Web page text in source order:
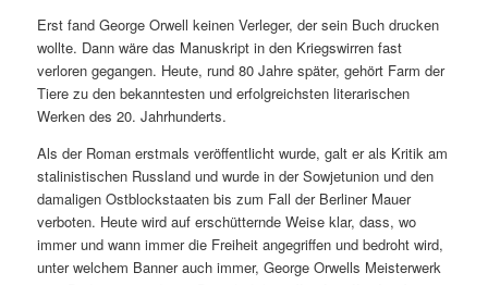
Erst fand George Orwell keinen Verleger, der sein Buch drucken
wollte. Dann wäre das Manuskript in den Kriegswirren fast
verloren gegangen. Heute, rund 80 Jahre später, gehört Farm der
Tiere zu den bekanntesten und erfolgreichsten literarischen
Werken des 20. Jahrhunderts.
Als der Roman erstmals veröffentlicht wurde, galt er als Kritik am
stalinistischen Russland und wurde in der Sowjetunion und den
damaligen Ostblockstaaten bis zum Fall der Berliner Mauer
verboten. Heute wird auf erschütternde Weise klar, dass, wo
immer und wann immer die Freiheit angegriffen und bedroht wird,
unter welchem Banner auch immer, George Orwells Meisterwerk